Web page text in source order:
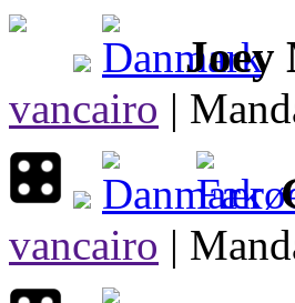
Joey
vancairo |
vancairo |